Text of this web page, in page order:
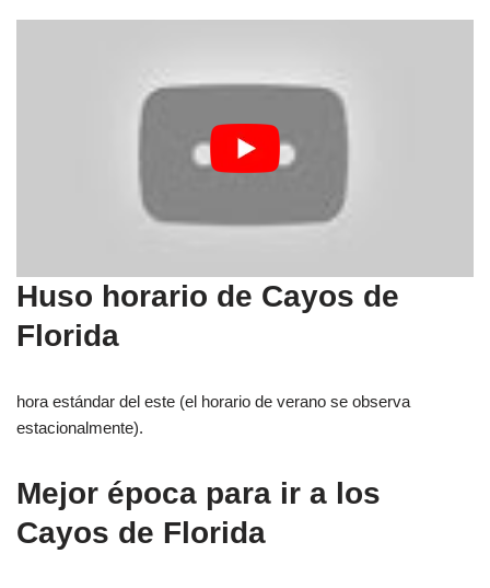
Huso horario de Cayos de
Florida
hora estándar del este (el horario de verano se observa
estacionalmente).
Mejor época para ir a los
Cayos de Florida